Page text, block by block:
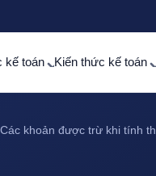
kế toán Kiến thức kế toán
Các khoản được trừ khi tính